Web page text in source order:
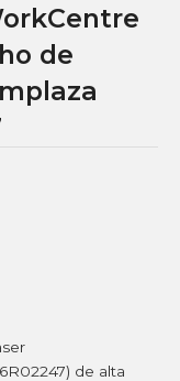
de
de alta